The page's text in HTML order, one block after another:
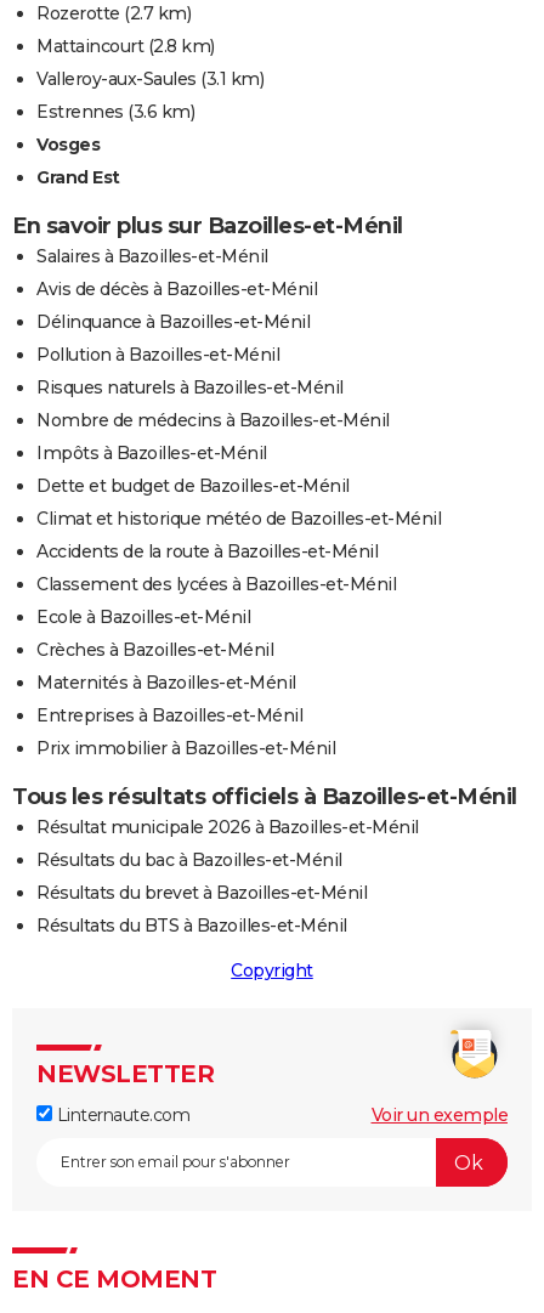
Rozerotte (2.7 km)
Mattaincourt(2.8 km)
Valleroy-aux-Saules (3.1 km)
Estrennes (3.6 km)
Vosges
Grand Est
En savoir plus sur Bazoilles-et-Ménil
Salaires à Bazoilles-et-Ménil
Avis de décès à Bazoilles-et-Ménil
Délinquance à Bazoilles-et-Ménil
Pollution à Bazoilles-et-Ménil
Risques naturels à Bazoilles-et-Ménil
Nombre de médecins à Bazoilles-et-Ménil
Impôts à Bazoilles-et-Ménil
Dette et budget de Bazoilles-et-Ménil
Climat et historique météo de Bazoilles-et-Ménil
Accidents de la route à Bazoilles-et-Ménil
Classement des lycées à Bazoilles-et-Ménil
Ecole à Bazoilles-et-Ménil
Crèches à Bazoilles-et-Ménil
Maternités à Bazoilles-et-Ménil
Entreprises à Bazoilles-et-Ménil
Prix immobilier à Bazoilles-et-Ménil
Tous les résultats officiels à Bazoilles-et-Ménil
Résultat municipale 2026 à Bazoilles-et-Ménil
Résultats du bac à Bazoilles-et-Ménil
Résultats du brevet à Bazoilles-et-Ménil
Résultats du BTS à Bazoilles-et-Ménil
Copyright
NEWSLETTER
Linternaute.com Voir un exemple
EN CE MOMENT